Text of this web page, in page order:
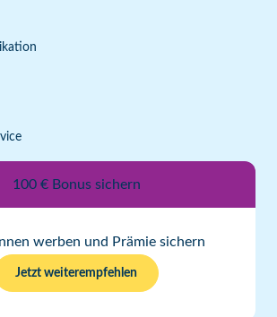
100 € Bonus sichern
werben und Prämie sichern
Jetzt weiterempfehlen